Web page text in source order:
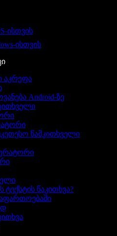
ისთვის
ისთვის
აკრეფა
Android-ზე
წამკითხველი
ტექსტის წაკითხვა?